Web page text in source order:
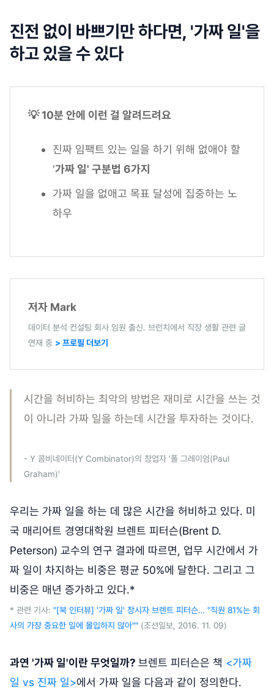
진전 없이 바쁘기만 하다면, '가짜 일'을
하고 있을 수 있다
💡 10분 안에 이런 걸 알려드려요
진짜 임팩트 있는 일을 하기 위해 없애야 할
'가짜 일' 구분법 6가지
가짜 일을 없애고 목표 달성에 집중하는 노
하우
저자 Mark
데이터 분석 컨설팅 회사 임원 출신. 브런치에서 직장 생활 관련 글
연재 중 > 프로필 더보기
시간을 허비하는 최악의 방법은 재미로 시간을 쓰는 것
이 아니라 가짜 일을 하는데 시간을 투자하는 것이다.
- Y 콤비네이터(Y Combinator)의 창업자 '폴 그레이엄(Paul
Graham)'
우리는 가짜 일을 하는 데 많은 시간을 허비하고 있다. 미
국 매리어트 경영대학원 브렌트 피터슨(Brent D.
Peterson) 교수의 연구 결과에 따르면, 업무 시간에서 가
짜 일이 차지하는 비중은 평균 50%에 달한다. 그리고 그
비중은 매년 증가하고 있다.*
* 관련 기사: "[북 인터뷰] '가짜 일' 창시자 브렌트 피터슨… "직원 81%는 회
사의 가장 중요한 일에 몰입하지 않아"" (조선일보, 2016. 11. 09)
과연 '가짜 일'이란 무엇일까? 브렌트 피터슨은 책 <가짜
일 vs 진짜 일>에서 가짜 일을 다음과 같이 정의한다.